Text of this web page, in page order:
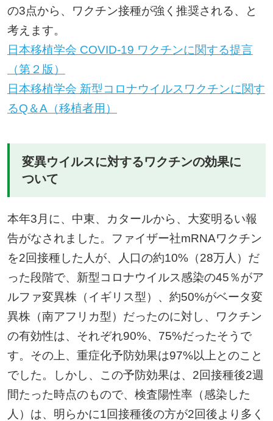
の3点から、ワクチン接種が強く推奨される、と
考えます。
日本移植学会 COVID-19 ワクチンに関する提言
（第２版）
日本移植学会 新型コロナウイルスワクチンに関す
るQ＆A（移植者用）
変異ウイルスに対するワクチンの効果に
ついて
本年3月に、中東、カタールから、大変明るい報
告がなされました。ファイザー社mRNAワクチン
を2回接種した人が、人口の約10%（28万人）だ
った段階で、新型コロナウイルス感染の45％がア
ルファ変異株（イギリス型）、約50%がベータ変
異株（南アフリカ型）だったのに対し、ワクチン
の有効性は、それぞれ90%、75%だったそうで
す。その上、重症化予防効果は97%以上とのこと
でした。しかし、この予防効果は、2回接種後2週
間たった時点のもので、検査陽性率（感染した
人）は、明らかに1回接種後の方が2回後より多く